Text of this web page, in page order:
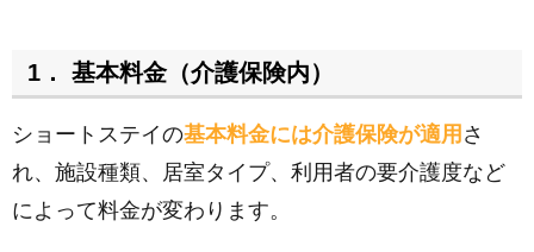
1． 基本料金（介護保険内）
ショートステイの基本料金には介護保険が適用 さ
れ、施設種類、居室タイプ、利用者の要介護度など
によって料金が変わります。